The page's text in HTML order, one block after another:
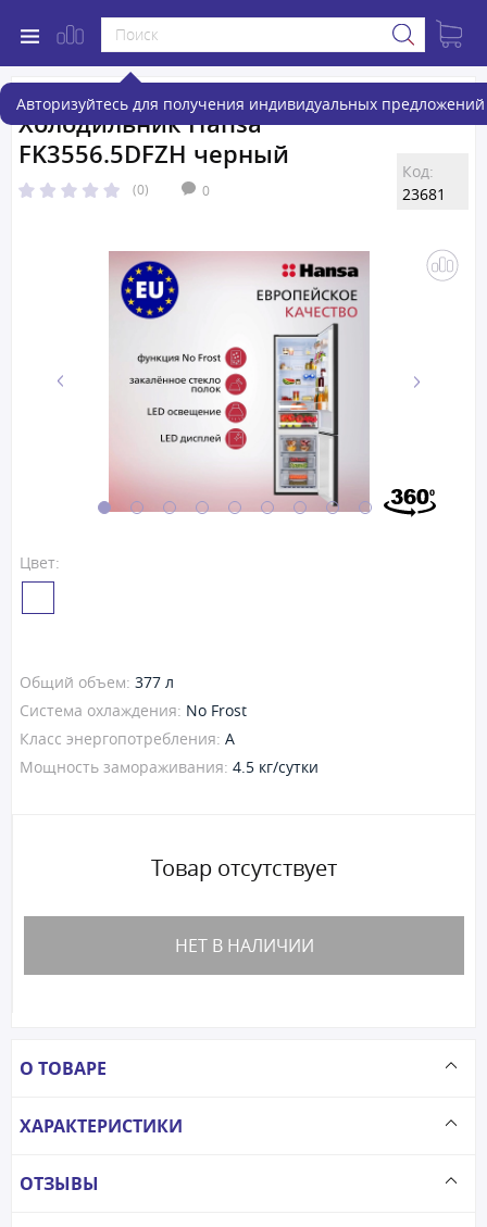
Авторизуйтесь для получения индивидуальных предложений
Холодильник Hansa
FK3556.5DFZH черный
(0) 0
Код:
23681
Цвет:
Общий объем: 377 л
Система охлаждения: No Frost
Класс энергопотребления: A
Мощность замораживания: 4.5 кг/сутки
Товар отсутствует
НЕТ В НАЛИЧИИ
О ТОВАРЕ
ХАРАКТЕРИСТИКИ
ОТЗЫВЫ